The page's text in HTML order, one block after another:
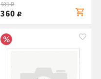
930руб.
360 руб.